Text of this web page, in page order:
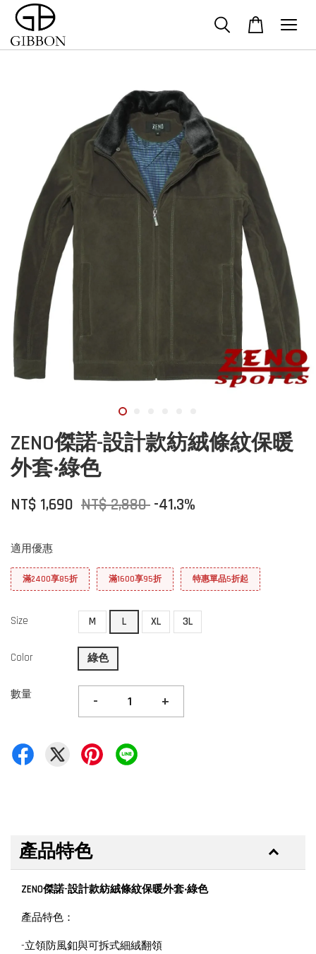
ZENO傑諾-設計款紡絨條紋保暖
外套‧綠色
NT$ 1,690 NT$ 2,880 -41.3%
適用優惠
滿2400享85折 滿1600享95折 特惠單品5折起
Size M L XL 3L
Color 綠色
數量 - +
產品特色
ZENO傑諾-設計款紡絨條紋保暖外套‧綠色
產品特色：
-立領防風釦與可拆式細絨翻領